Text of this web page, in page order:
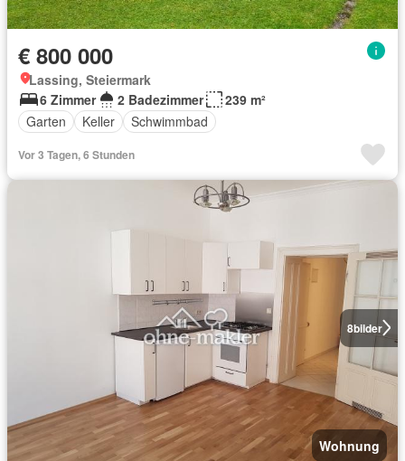
€ 800 000
Lassing, Steiermark
6 Zimmer
2 Badezimmer
239 m²
Garten
Keller Schwimmbad
Vor 3 Tagen, 6 Stunden
8bilder
Wohnung